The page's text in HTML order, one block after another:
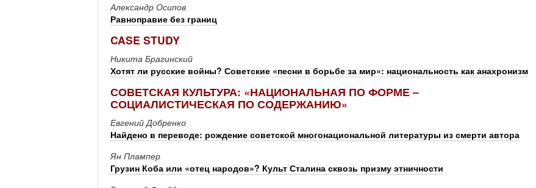
Александр Осипов
Равноправие без границ
CASE STUDY
Никита Брагинский
Хотят ли русские войны? Советские «песни в борьбе за мир»: национальность как анахронизм
СОВЕТСКАЯ КУЛЬТУРА: «НАЦИОНАЛЬНАЯ ПО ФОРМЕ –
СОЦИАЛИСТИЧЕСКАЯ ПО СОДЕРЖАНИЮ»
Евгений Добренко
Найдено в переводе: рождение советской многонациональной литературы из смерти автора
Ян Плампер
Грузин Коба или «отец народов»? Культ Сталина сквозь призму этничности